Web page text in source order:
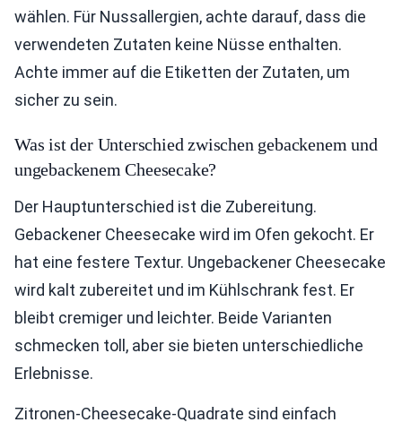
wählen. Für Nussallergien, achte darauf, dass die
verwendeten Zutaten keine Nüsse enthalten.
Achte immer auf die Etiketten der Zutaten, um
sicher zu sein.
Was ist der Unterschied zwischen gebackenem und
ungebackenem Cheesecake?
Der Hauptunterschied ist die Zubereitung.
Gebackener Cheesecake wird im Ofen gekocht. Er
hat eine festere Textur. Ungebackener Cheesecake
wird kalt zubereitet und im Kühlschrank fest. Er
bleibt cremiger und leichter. Beide Varianten
schmecken toll, aber sie bieten unterschiedliche
Erlebnisse.
Zitronen-Cheesecake-Quadrate sind einfach